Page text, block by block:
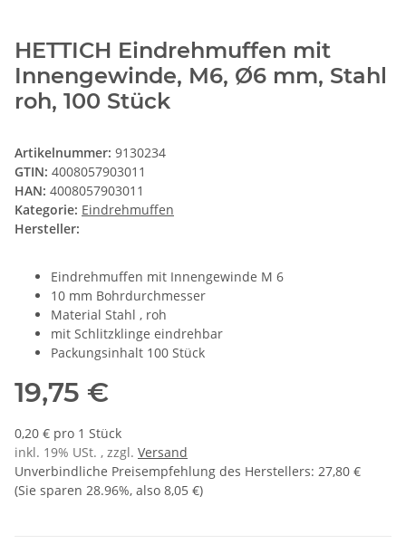
HETTICH Eindrehmuffen mit
Innengewinde, M6, Ø6 mm, Stahl
roh, 100 Stück
Artikelnummer: 9130234
GTIN: 4008057903011
HAN: 4008057903011
Kategorie: Eindrehmuffen
Hersteller:
Eindrehmuffen mit Innengewinde M 6
10 mm Bohrdurchmesser
Material Stahl , roh
mit Schlitzklinge eindrehbar
Packungsinhalt 100 Stück
19,75 €
0,20 € pro 1 Stück
inkl. 19% USt. , zzgl. Versand
Unverbindliche Preisempfehlung des Herstellers: 27,80 €
(Sie sparen 28.96%, also 8,05 €)